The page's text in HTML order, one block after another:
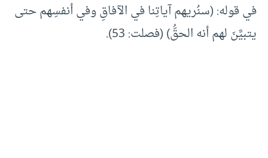
في قوله: (سنُريهم آياتِنا في الآفاقِ وفي أنفسِهم حتى
يتبيَّنَ لهم أنه الحقُّ) (فصلت: 53).